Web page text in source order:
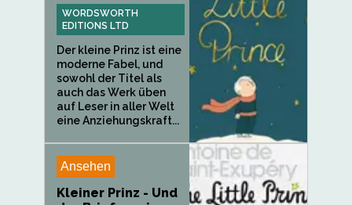
WORDSWORTH
EDITIONS LTD
Der kleine Prinz ist eine
moderne Fabel, und
sowohl der Titel als
auch das Werk üben
auf Leser in aller Welt
eine Anziehungskraft...
Ansehen
Kleiner Prinz - Und